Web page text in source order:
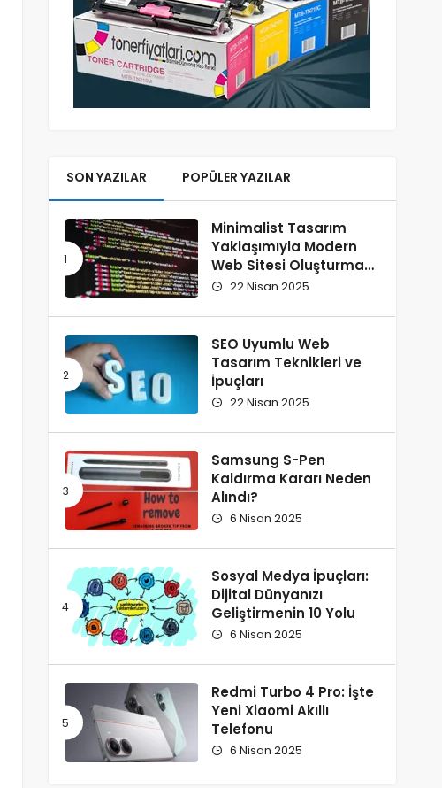
SON YAZILAR POPÜLER YAZILAR
Minimalist Tasarım
Yaklaşımıyla Modern
Web Sitesi Oluşturma
Rehberi
22 Nisan 2025
SEO Uyumlu Web
Tasarım Teknikleri ve
İpuçları
22 Nisan 2025
Samsung S-Pen
Kaldırma Kararı Neden
Alındı?
6 Nisan 2025
Sosyal Medya İpuçları:
Dijital Dünyanızı
Geliştirmenin 10 Yolu
6 Nisan 2025
Redmi Turbo 4 Pro: İşte
Yeni Xiaomi Akıllı
Telefonu
6 Nisan 2025